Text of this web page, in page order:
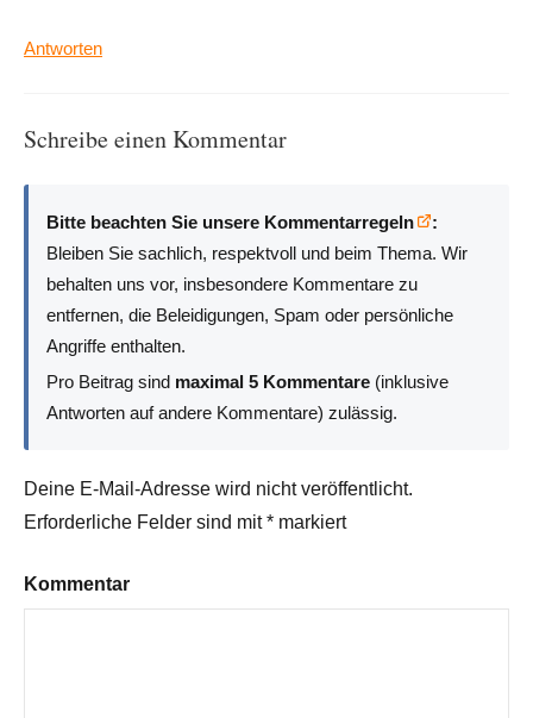
Antworten
Schreibe einen Kommentar
Bitte beachten Sie unsere Kommentarregeln
:
Bleiben Sie sachlich, respektvoll und beim Thema. Wir
behalten uns vor, insbesondere Kommentare zu
entfernen, die Beleidigungen, Spam oder persönliche
Angriffe enthalten.
Pro Beitrag sind maximal 5 Kommentare (inklusive
Antworten auf andere Kommentare) zulässig.
Deine E-Mail-Adresse wird nicht veröffentlicht.
Erforderliche Felder sind mit* markiert
Kommentar